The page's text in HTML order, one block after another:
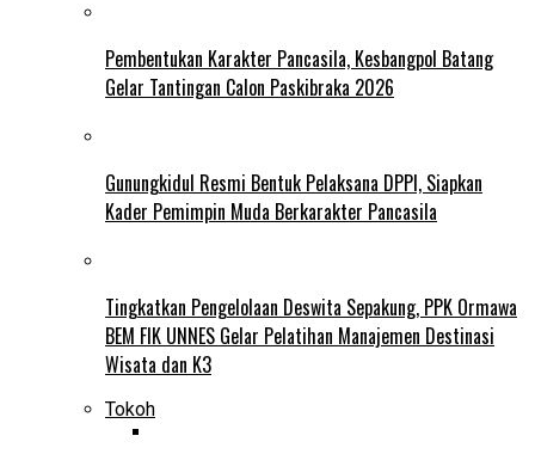
Pembentukan Karakter Pancasila, Kesbangpol Batang
Gelar Tantingan Calon Paskibraka 2026
Gunungkidul Resmi Bentuk Pelaksana DPPI, Siapkan
Kader Pemimpin Muda Berkarakter Pancasila
Tingkatkan Pengelolaan Deswita Sepakung, PPK Ormawa
BEM FIK UNNES Gelar Pelatihan Manajemen Destinasi
Wisata dan K3
Tokoh